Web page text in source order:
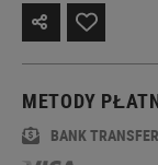
METODY
BANK TRANSFER